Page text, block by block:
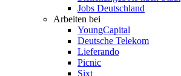
Jobs Deutschland
Arbeiten bei
YoungCapital
Deutsche Telekom
Lieferando
Picnic
Sixt